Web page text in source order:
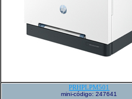
PRHPLPM501
mini-código: 247641